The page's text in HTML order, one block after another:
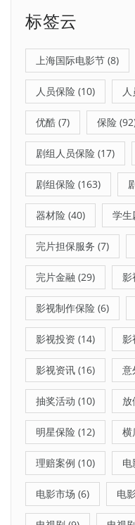
标签云
上海国际电影节 (8)
人员保险 (10)
优酷 (7) 保险
剧组人员保险 (17)
剧组保险 (163)
器材险 (40) 学生
完片担保服务 (7)
完片金融 (29) 影
影视制作保险 (6)
影视投资 (14) 影
影视资讯 (16) 意
抽奖活动 (10) 放
明星保险 (12) 横
理赔案例 (10) 电
电影市场 (6) 电